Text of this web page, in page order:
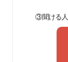
③聞ける人